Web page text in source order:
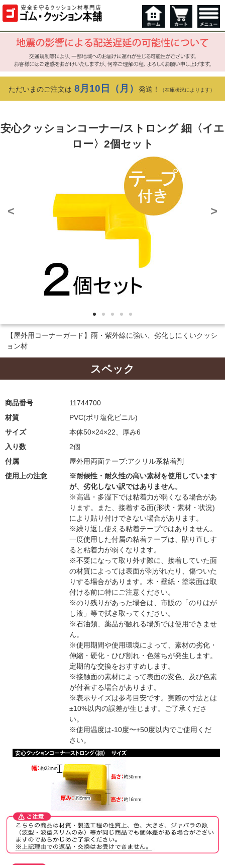
ただいまのご注文は 8月10日（月） 発送！ （在庫状況によります）
安心クッションコーナー/ストロング 細〈イエ
ロー〉2個セット
< >
【屋外用コーナーガード】雨・紫外線に強い、劣化しにくいクッシ
ョン材
スペック
商品番号
11744700
材質
PVC(ポリ塩化ビニル)
サイズ
本体50×24×22、厚み6
入り数
2個
付属
屋外用両面テープ:アクリル系粘着剤
使用上の注意
※耐候性・耐久性の高い素材を使用しています
が、劣化しない訳ではありません。
※高温・多湿下では粘着力が弱くなる場合があ
ります。また、接着する面(形状・素材・状況)
により貼り付けできない場合があります。
※繰り返し使える粘着テープではありません。
一度使用した付属の粘着テープは、貼り直しす
ると粘着力が弱くなります。
※不要になって取り外す際に、接着していた面
の材質によっては表面が剥がれたり、傷ついた
りする場合があります。木・壁紙・塗装面は取
付ける前に特にご注意ください。
※のり残りがあった場合は、市販の「のりはが
し液」等で拭き取ってください。
※石油類、薬品が触れる場所では使用できませ
ん。
※使用期間や使用環境によって、素材の劣化・
伸縮・硬化・ひび割れ・色落ちが発生します。
定期的な交換をおすすめします。
※接触面の素材によって表面の変色、及び色素
が付着する場合があります。
※表示サイズは参考目安です。実際の寸法とは
±10%以内の誤差が生じます。ご了承くださ
い。
※使用温度は-10度〜+50度以内でご使用くだ
さい。